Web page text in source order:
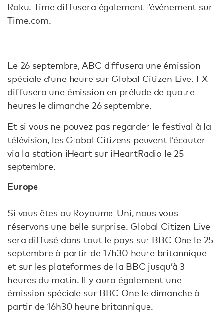
Roku. Time diffusera également l’événement sur
Time.com.
Le 26 septembre, ABC diffusera une émission
spéciale d’une heure sur Global Citizen Live. FX
diffusera une émission en prélude de quatre
heures le dimanche 26 septembre.
Et si vous ne pouvez pas regarder le festival à la
télévision, les Global Citizens peuvent l’écouter
via la station iHeart sur iHeartRadio le 25
septembre.
Europe
Si vous êtes au Royaume-Uni, nous vous
réservons une belle surprise. Global Citizen Live
sera diffusé dans tout le pays sur BBC One le 25
septembre à partir de 17h30 heure britannique
et sur les plateformes de la BBC jusqu’à 3
heures du matin. Il y aura également une
émission spéciale sur BBC One le dimanche à
partir de 16h30 heure britannique.